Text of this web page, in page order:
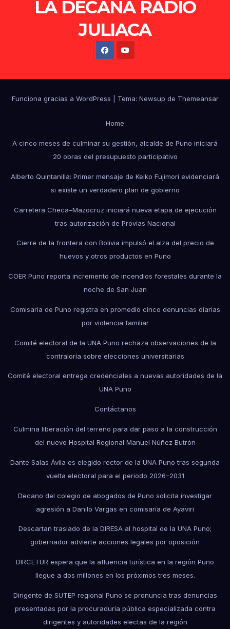
LA DECANA RADIO
JULIACA
Funciona gracias a WordPress Tema: Newsup de Themeansar
Home
A cinco meses de culminar su gestión, alcalde de Puno iniciará
20 obras del presupuesto participativo
Alberto Quintanilla: Primer mensaje de Keiko Fujimori evidenciará
si existe un verdadero plan de gobierno
Carretera Checa–Mazocruz iniciará nueva etapa de ejecución
tras autorización de Provías Nacional
Cierre de la frontera con Bolivia impulsó el alza del precio de
huevos y otros productos en Puno
COER Puno reporta incremento de incendios forestales durante la
noche de San Juan
Comisaría de Puno registra en promedio cinco denuncias diarias
por violencia familiar
Comité electoral de la UNA Puno rechaza observaciones de la
contraloría sobre elecciones universitarias
Comité electoral entrega credenciales a nuevas autoridades de la
UNA Puno
Contáctanos
Culmina liberación del terreno para dar paso a la construcción
del nuevo Hospital Regional Manuel Núñez Butrón
Dante Salas Ávila es elegido rector de la UNA Puno tras segunda
vuelta electoral para el periodo 2026–2031
Decano del colegio de abogados de Puno solicita investigar
agresión a Danilo Vargas en comisaría de Ayaviri
Descartan traslado de la DIRESA al hospital de la UNA Puno;
gobernador advierte acciones legales por oposición
DIRCETUR espera que la afluencia turística en la región Puno
llegue a dos millones en los próximos tres meses.
Dirigente de SUTEP regional Puno se pronuncia tras denuncias
presentadas por la procuraduría pública especializada contra
dirigentes y autoridades electas de la región